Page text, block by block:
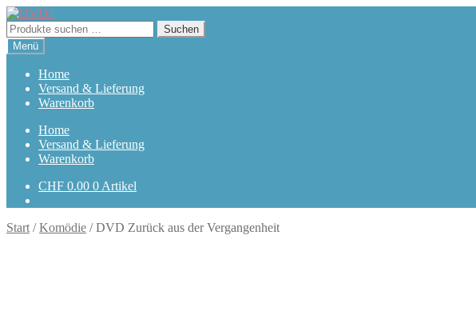
Zur
Navigation
springen
Zum
Inhalt
springen
Suchen
nach:
Suchen
Menü
Home
Versand & Lieferung
Warenkorb
Home
Versand & Lieferung
Warenkorb
CHF 0.00 0 Artikel
Start /Komödie /DVD Zurück aus der Vergangenheit